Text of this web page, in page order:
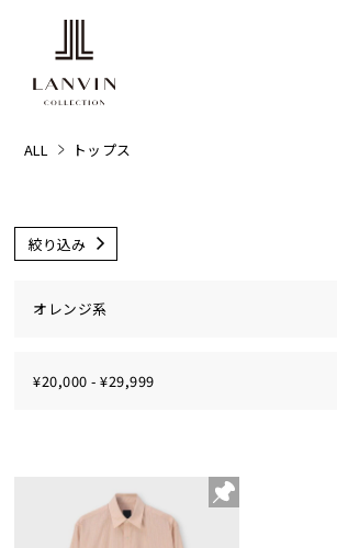
ALL トップス
絞り込み
オレンジ系
¥20,000 - ¥29,999